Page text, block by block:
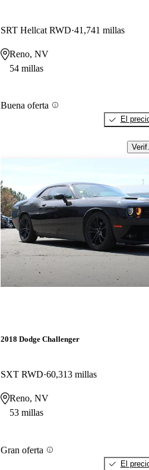
SRT Hellcat RWD 41,741 millas
Reno, NV
54 millas
Buena oferta
El
2018 Dodge Challenger
SXT RWD 60,313 millas
Reno, NV
53 millas
Gran oferta
El